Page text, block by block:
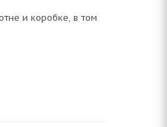
и коробке, в том